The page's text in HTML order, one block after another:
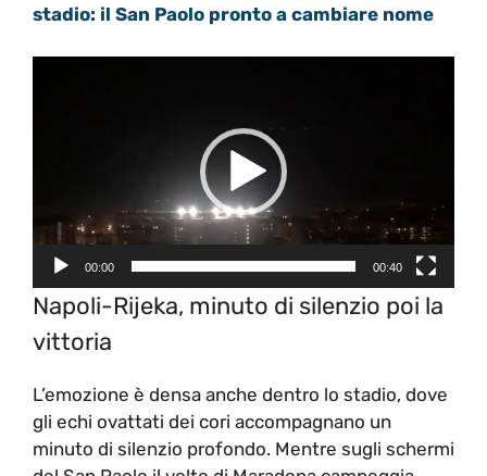
stadio: il San Paolo pronto a cambiare nome
00:00 00:40
Napoli-Rijeka, minuto di silenzio poi la
vittoria
L’emozione è densa anche dentro lo stadio, dove
gli echi ovattati dei cori accompagnano un
minuto di silenzio profondo. Mentre sugli schermi